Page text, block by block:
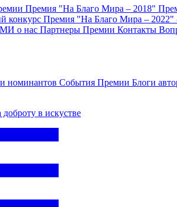
Премия "На Благо Мира – 2018"
конкурс Премия "На Благо Мира – 2022"
о нас Партнеры Премии Контакты
номинантов События Премии Блоги
в искустве